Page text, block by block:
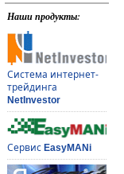
Наши продукты:
Система интернет-
трейдинга
NetInvestor
Сервис EasyMANi